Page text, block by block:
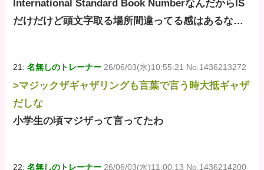
International Standard Book NumberなんだからIS
だけだけど頭文字取る場所間違ってる感はあるな…
21:名無しのトレーナー 26/06/03(水)10:55:21 No.1436213272
>マジックザギャザリングも言葉で言う時大抵ギャザ
だしな
小学生の頃マジザって言ってたわ
22:名無しのトレーナー 26/06/03(水)11:00:13 No.1436214200